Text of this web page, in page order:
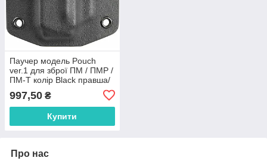
Паучер модель Pouch
ver.1 для зброї ПМ / ПМР /
ПМ-Т колір Black правша/
997,50 ₴
Купити
Про нас